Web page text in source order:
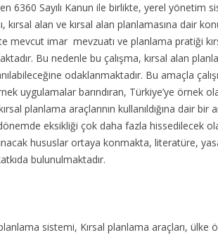
6360 Sayılı Kanun ile birlikte, yerel yönetim
kırsal alan ve kırsal alan planlamasına dair
mevcut imar mevzuatı ve planlama pratiği
Bu nedenle bu çalışma, kırsal alan
odaklanmaktadır. Bu amaçla
uygulamalar barındıran, Türkiye’ye örnek
planlama araçlarının kullanıldığına dair bir
eksikliği çok daha fazla hissedilecek
hususlar ortaya konmakta, literatüre,
bulunulmaktadır.
sistemi, Kırsal planlama araçları, ülke